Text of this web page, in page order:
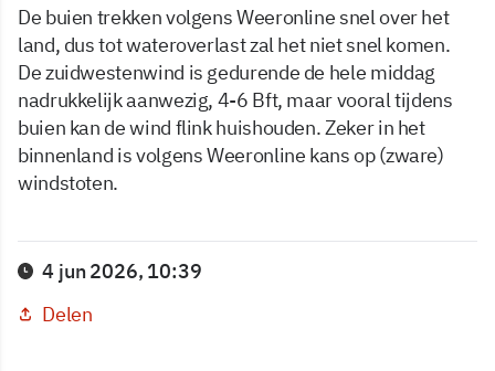
De buien trekken volgens Weeronline snel over het
land, dus tot wateroverlast zal het niet snel komen.
De zuidwestenwind is gedurende de hele middag
nadrukkelijk aanwezig, 4-6 Bft, maar vooral tijdens
buien kan de wind flink huishouden. Zeker in het
binnenland is volgens Weeronline kans op (zware)
windstoten.
4 jun 2026, 10:39
Delen